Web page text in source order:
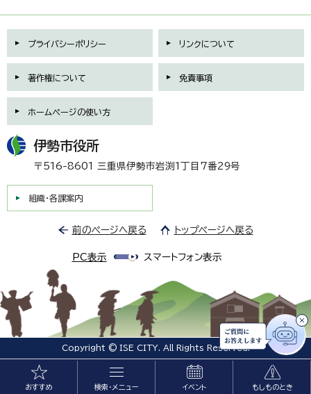
おすすめ 検索・メニュー イベント もしものとき
プライバシーポリシー リンクについて
著作権について 免責事項
ホームページの使い方
伊勢市役所
〒516-8601 三重県伊勢市岩渕1丁目7番29号
組織・各課案内
前のページへ戻る トップページへ戻る
PC表示 スマートフォン表示
Copyright © ISE CITY. All Rights Reserved.